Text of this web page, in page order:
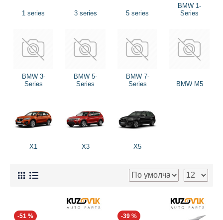
1 series 3 series 5 series
BMW 1-
Series
BMW 3-
Series
BMW 5-
Series
BMW 7-
Series
BMW M5
X1 X3 X5
-51 % -39 %